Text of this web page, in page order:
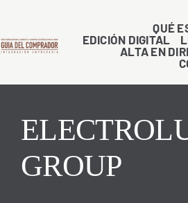
contenido
QUÉ
EDICIÓN DIGITAL
ALTA EN
GROUP